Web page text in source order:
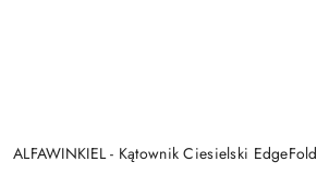
ALFAWINKIEL - Kątownik Ciesielski EdgeFold